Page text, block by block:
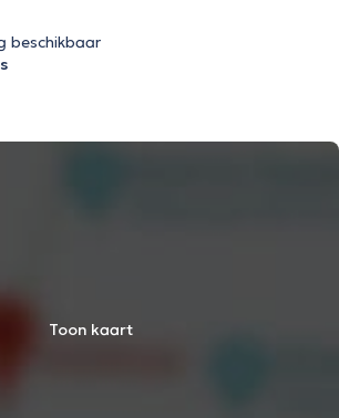
beschikbaar
Toon kaart